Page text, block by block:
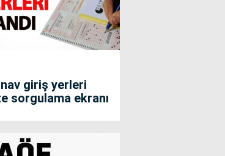
giriş yerleri
sorgulama ekranı